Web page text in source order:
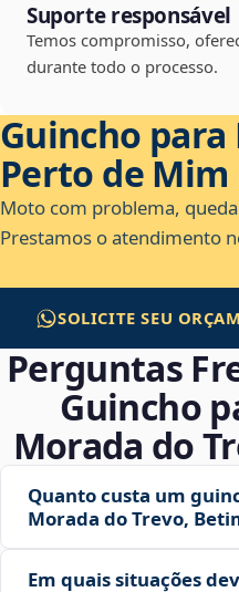
Suporte responsável
Temos compromisso,
durante todo o processo.
Guincho para
Perto de Mim
Moto com problema,
Prestamos o atendimento
SOLICITE SEU
Perguntas
Guincho
Morada do
Quanto custa um
Morada do Trevo,
Em quais situações